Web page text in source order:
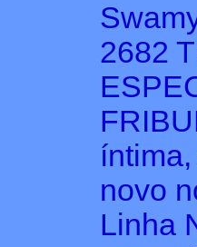
2682
novo
Linha